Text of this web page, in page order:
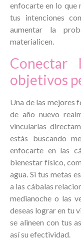
enfocarte en lo que
tus intenciones
aumentar la
materialicen.
Conectar
objetivos
Una de las mejores
de año nuevo
vincularlas
estás buscando
enfocarte en las
bienestar físico,
agua. Si tus metas
a las cábalas
medianoche o las
deseas lograr en tu
se alineen con tus
así su efectividad.